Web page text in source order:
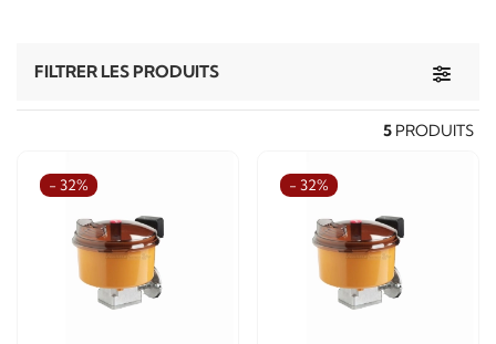
Toggle
FILTRER LES PRODUITS
5 PRODUITS
- 32% - 32%